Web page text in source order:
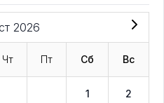
2026
Чт Пт Сб Вс
1 2